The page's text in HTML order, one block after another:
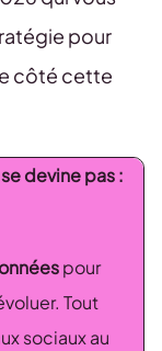
pour
côté cette
devine pas :
pour
Tout
sociaux au